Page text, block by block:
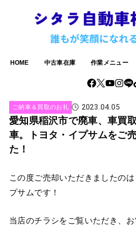
HOME 中古車在庫 作業メニュー
ご納車＆買取のお礼 2023.04.05
愛知県稲沢市で廃車、車買
車。トヨタ・イプサムをご
た！
この度ご売却いただきましたの
プサムです！
当店のチラシをご覧いただき、